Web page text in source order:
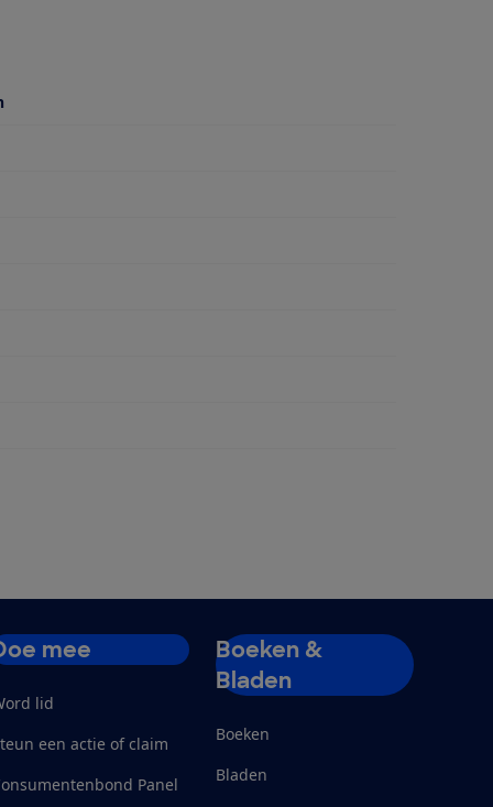
mee
lid
een actie of claim
Panel
Boeken &
Bladen
Boeken
Bladen